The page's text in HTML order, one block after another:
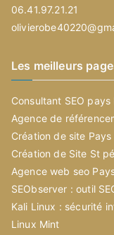
06.41.97.21.21
Les meilleurs
Consultant SEO
Agence de
Création de site Pays
Création de Site St
Agence web seo
SEObserver : outil
Kali Linux : sécurité
Linux Mint